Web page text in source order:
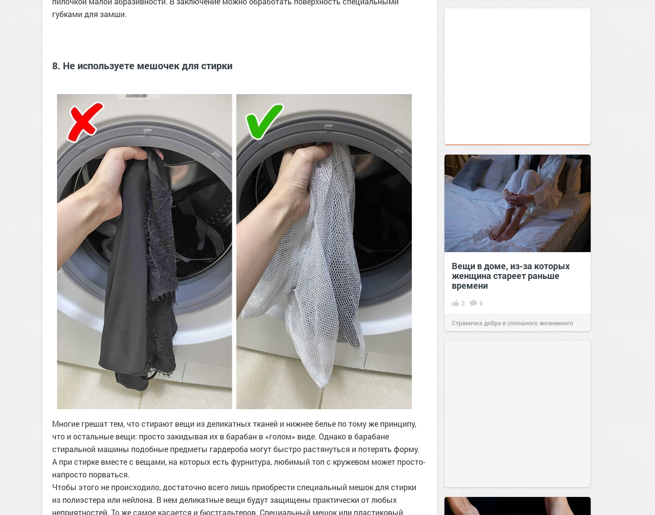
губками для замши.
8. Не используете мешочек для стирки
Многие грешат тем, что стирают вещи из деликатных тканей и нижнее белье по тому же принципу,
что и остальные вещи: просто закидывая их в барабан в «голом» виде. Однако в барабане
стиральной машины подобные предметы гардероба могут быстро растянуться и потерять форму.
А при стирке вместе с вещами, на которых есть фурнитура, любимый топ с кружевом может просто-
напросто порваться.
Чтобы этого не происходило, достаточно всего лишь приобрести специальный мешок для стирки
из полиэстера или нейлона. В нем деликатные вещи будут защищены практически от любых
неприятностей. То же самое касается и бюстгальтеров. Специальный мешок или пластиковый
Вещи в доме, из-за которых
женщина стареет раньше
времени
2 6
Страничка добра и сплошного жизненного